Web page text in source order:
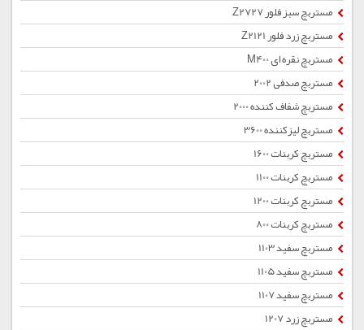
مستربچ سبز فلور Z2727
مستربچ زرد فلور Z2121
مستربچ نقره ای M400
مستربچ صدفی 2002
مستربچ شفاف کننده 2000
مستربچ لیزکننده 3600
مستربچ کربنات 1600
مستربچ کربنات 1100
مستربچ کربنات 1200
مستربچ کربنات 800
مستربچ سفید 1103
مستربچ سفید 1105
مستربچ سفید 1107
مستربچ زرد 1207